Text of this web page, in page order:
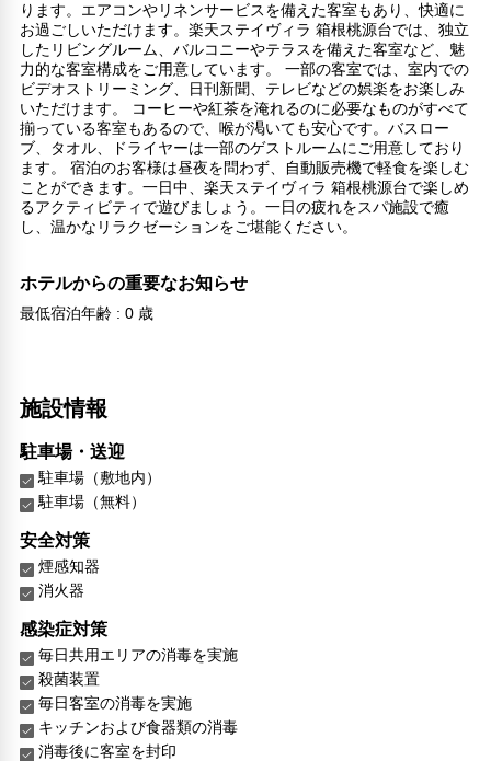
ります。エアコンやリネンサービスを備えた客室もあり、快適に
お過ごしいただけます。楽天ステイヴィラ 箱根桃源台では、独立
したリビングルーム、バルコニーやテラスを備えた客室など、魅
力的な客室構成をご用意しています。 一部の客室では、室内での
ビデオストリーミング、日刊新聞、テレビなどの娯楽をお楽しみ
いただけます。 コーヒーや紅茶を淹れるのに必要なものがすべて
揃っている客室もあるので、喉が渇いても安心です。バスロー
ブ、タオル、ドライヤーは一部のゲストルームにご用意しており
ます。 宿泊のお客様は昼夜を問わず、自動販売機で軽食を楽しむ
ことができます。一日中、楽天ステイヴィラ 箱根桃源台で楽しめ
るアクティビティで遊びましょう。一日の疲れをスパ施設で癒
し、温かなリラクゼーションをご堪能ください。
ホテルからの重要なお知らせ
最低宿泊年齢 : 0 歳
施設情報
駐車場・送迎
駐車場（敷地内）
駐車場（無料）
安全対策
煙感知器
消火器
感染症対策
毎日共用エリアの消毒を実施
殺菌装置
毎日客室の消毒を実施
キッチンおよび食器類の消毒
消毒後に客室を封印